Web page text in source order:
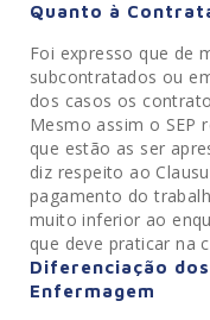
Quanto à
Foi expresso que de
subcontratados ou
dos casos os
Mesmo assim o SEP
que estão as ser
diz respeito ao
pagamento do
muito inferior ao
que deve praticar na
Diferenciação
Enfermagem